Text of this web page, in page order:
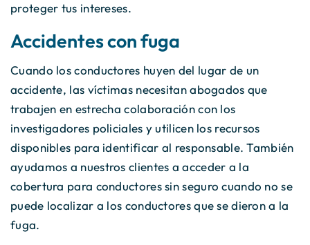
proteger tus intereses.
Accidentes con fuga
Cuando los conductores huyen del lugar de un
accidente, las víctimas necesitan abogados que
trabajen en estrecha colaboración con los
investigadores policiales y utilicen los recursos
disponibles para identificar al responsable. También
ayudamos a nuestros clientes a acceder a la
cobertura para conductores sin seguro cuando no se
puede localizar a los conductores que se dieron a la
fuga.